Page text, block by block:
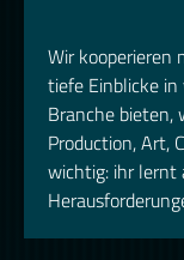
Wir kooperieren
tiefe Einblicke
Branche bieten,
Production, Art,
wichtig: ihr lernt